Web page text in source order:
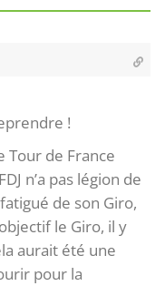
!
Tour de France
n’a pas légion de
de son Giro,
le Giro, il y
aurait été une
pour la